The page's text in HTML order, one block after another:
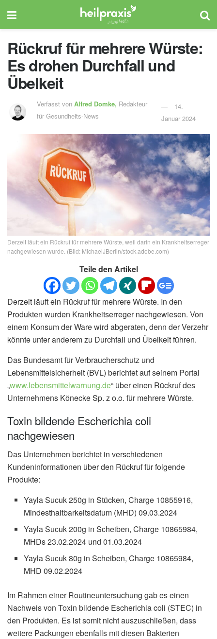
Rückruf für mehrere Würste:
Es drohen Durchfall und
Übelkeit
Verfasst von Alfred Domke, Redakteur
für Gesundheits-News
14.
Januar 2024
Derzeit läuft ein Rückruf für mehrere Würste, weil darin ein Krankheitserreger
nachgewiesen wurde. (Bild: MichaelJBerlin/stock.adobe.com)
Teile den Artikel
Derzeit läuft ein Rückruf für mehrere Würste. In den
Produkten wurden Krankheitserreger nachgewiesen. Von
einem Konsum der Ware wird abgeraten, denn der Verzehr
könnte unter anderem zu Durchfall und Übelkeit führen.
Das Bundesamt für Verbraucherschutz und
Lebensmittelsicherheit (BVL) berichtet auf seinem Portal
„www.lebensmittelwarnung.de“ über einen Rückruf des
Unternehmens Könecke Sp. z o.o. für mehrere Würste.
Toxin bildende Escherichia coli
nachgewiesen
Das Unternehmen berichtet in verschiedenen
Kundeninformationen über den Rückruf für folgende
Produkte:
Yayla Sucuk 250g in Stücken, Charge 10855916,
Mindesthaltbarkeitsdatum (MHD) 09.03.2024
Yayla Sucuk 200g in Scheiben, Charge 10865984,
MHDs 23.02.2024 und 01.03.2024
Yayla Sucuk 80g in Scheiben, Charge 10865984,
MHD 09.02.2024
Im Rahmen einer Routineuntersuchung gab es einen
Nachweis von Toxin bildende Escherichia coli (STEC) in
den Produkten. Es ist somit nicht auszuschließen, dass
weitere Packungen ebenfalls mit diesen Bakterien